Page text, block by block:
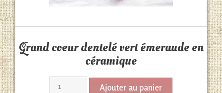
Grand coeur dentelé vert émeraude en
céramique
Ajouter au panier